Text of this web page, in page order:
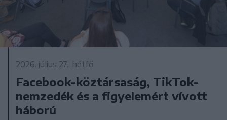
2026. július 27., hétfő
Facebook-köztársaság, TikTok-
nemzedék és a figyelemért vívott
háború